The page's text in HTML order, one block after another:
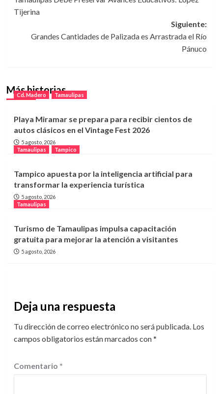
de
entradas
Tijerina
Siguiente:
Grandes Cantidades de Palizada es Arrastrada el Río
Pánuco
Más historias
Cd. Madero Tamaulipas
Playa Miramar se prepara para recibir cientos de
autos clásicos en el Vintage Fest 2026
5 agosto, 2026
Tamaulipas
Tampico
Tampico apuesta por la inteligencia artificial para
transformar la experiencia turística
5 agosto, 2026
Tamaulipas
Turismo de Tamaulipas impulsa capacitación
gratuita para mejorar la atención a visitantes
5 agosto, 2026
Deja una respuesta
Tu dirección de correo electrónico no será publicada. Los
campos obligatorios están marcados con*
Comentario *